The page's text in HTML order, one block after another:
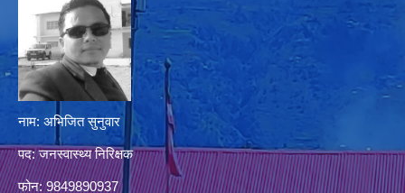
नाम: अभिजित सुनुवार
पद: जनस्वास्थ्य निरिक्षक
फोन: 9849890937